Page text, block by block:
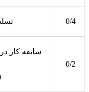
0/4
0/2